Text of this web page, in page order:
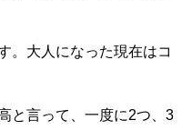
。大人になった現在はコ
と言って、一度に2つ、3